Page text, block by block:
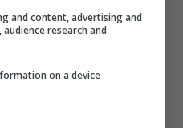
tedesca: non
gioielli:
Porsche 911 si
and content, advertising and
research and
on a device